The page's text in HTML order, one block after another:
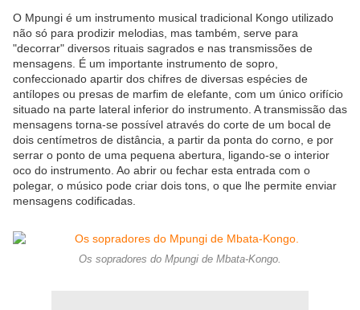
O Mpungi é um instrumento musical tradicional Kongo utilizado
não só para prodizir melodias, mas também, serve para
"decorrar" diversos rituais sagrados e nas transmissões de
mensagens. É um importante instrumento de sopro,
confeccionado apartir dos chifres de diversas espécies de
antílopes ou presas de marfim de elefante, com um único orifício
situado na parte lateral inferior do instrumento. A transmissão das
mensagens torna-se possível através do corte de um bocal de
dois centímetros de distância, a partir da ponta do corno, e por
serrar o ponto de uma pequena abertura, ligando-se o interior
oco do instrumento. Ao abrir ou fechar esta entrada com o
polegar, o músico pode criar dois tons, o que lhe permite enviar
mensagens codificadas.
Os sopradores do Mpungi de Mbata-Kongo.